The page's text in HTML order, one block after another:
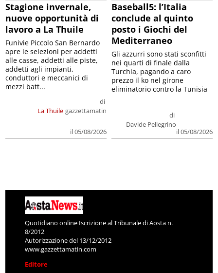
Stagione invernale,
nuove opportunità di
lavoro a La Thuile
La Thuile
di
gazzettamatin
il 05/08/2026
Funivie Piccolo San Bernardo
apre le selezioni per addetti
alle casse, addetti alle piste,
addetti agli impianti,
conduttori e meccanici di
mezzi batt...
Baseball5: l’Italia
conclude al quinto
posto i Giochi del
Mediterraneo
di
Davide Pellegrino
il 05/08/2026
Gli azzurri sono stati sconfitti
nei quarti di finale dalla
Turchia, pagando a caro
prezzo il ko nel girone
eliminatorio contro la Tunisia
Quotidiano online Iscrizione al Tribunale di Aosta n.
8/2012
Autorizzazione del 13/12/2012
www.gazzettamatin.com
Editore